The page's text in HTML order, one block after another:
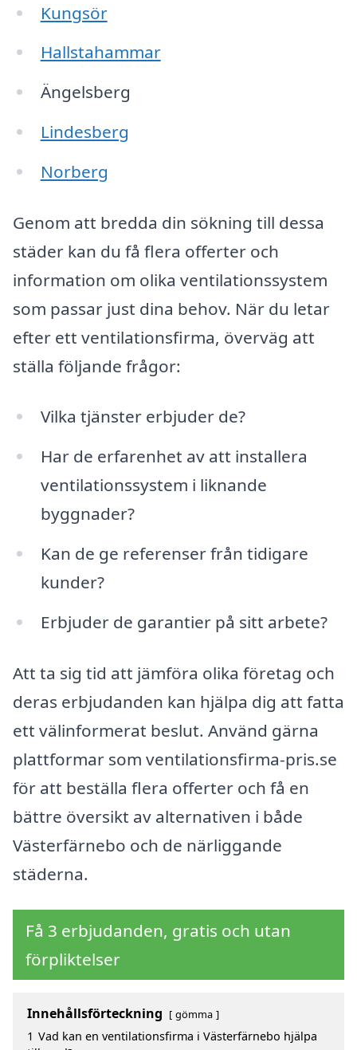
Kungsör
Hallstahammar
Ängelsberg
Lindesberg
Norberg
Genom att bredda din sökning till dessa
städer kan du få flera offerter och
information om olika ventilationssystem
som passar just dina behov. När du letar
efter ett ventilationsfirma, överväg att
ställa följande frågor:
Vilka tjänster erbjuder de?
Har de erfarenhet av att installera
ventilationssystem i liknande
byggnader?
Kan de ge referenser från tidigare
kunder?
Erbjuder de garantier på sitt arbete?
Att ta sig tid att jämföra olika företag och
deras erbjudanden kan hjälpa dig att fatta
ett välinformerat beslut. Använd gärna
plattformar som ventilationsfirma-pris.se
för att beställa flera offerter och få en
bättre översikt av alternativen i både
Västerfärnebo och de närliggande
städerna.
Få 3 erbjudanden, gratis och utan
förpliktelser
Innehållsförteckning gömma
1 Vad kan en ventilationsfirma i Västerfärnebo hjälpa